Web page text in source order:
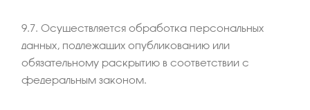
9.7. Осуществляется обработка персональных
данных, подлежащих опубликованию или
обязательному раскрытию в соответствии с
федеральным законом.